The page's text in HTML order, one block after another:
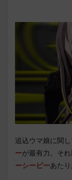
追込ウマ娘に関
ーが最有力。そ
ーシービーあた